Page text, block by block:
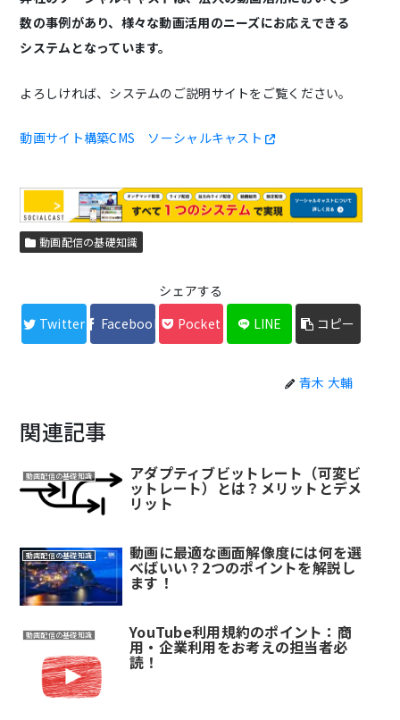
数の事例があり、様々な動画活用のニーズにお応えできる
システムとなっています。
よろしければ、システムのご説明サイトをご覧ください。
動画サイト構築CMS ソーシャルキャスト
動画配信の基礎知識
シェアする
Twitter
Facebook Pocket LINE コピー
青木 大輔
関連記事
動画配信の基礎知識 アダプティブビットレート（可変ビ
ットレート）とは？メリットとデメ
リット
動画配信の基礎知識 動画に最適な画面解像度には何を選
べばいい？2つのポイントを解説し
ます！
動画配信の基礎知識 YouTube利用規約のポイント：商
用・企業利用をお考えの担当者必
読！